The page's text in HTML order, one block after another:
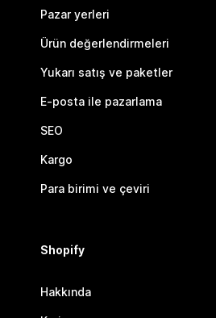
Pazar yerleri
Ürün değerlendirmeleri
Yukarı satış ve paketler
E-posta ile pazarlama
SEO
Kargo
Para birimi ve çeviri
Shopify
Hakkında